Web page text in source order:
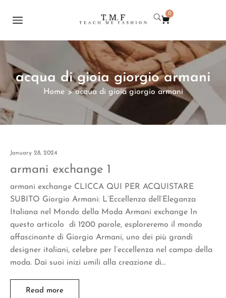
0
acqua di gioia giorgio armani
Home > acqua di gioia giorgio armani
January 28, 2024
armani exchange 1
armani exchange CLICCA QUI PER ACQUISTARE
SUBITO Giorgio Armani: L’Eccellenza dell’Eleganza
Italiana nel Mondo della Moda Armani exchange In
questo articolo di 1200 parole, esploreremo il mondo
affascinante di Giorgio Armani, uno dei più grandi
designer italiani, celebre per l’eccellenza nel campo della
moda. Dai suoi inizi umili alla creazione di…
Read more